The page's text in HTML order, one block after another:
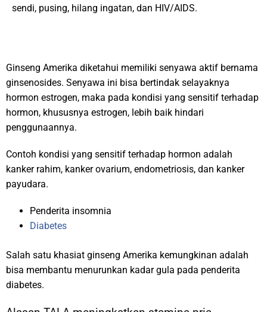
sendi, pusing, hilang ingatan, dan HIV/AIDS.
Ginseng Amerika diketahui memiliki senyawa aktif bernama
ginsenosides. Senyawa ini bisa bertindak selayaknya
hormon estrogen, maka pada kondisi yang sensitif terhadap
hormon, khususnya estrogen, lebih baik hindari
penggunaannya.
Contoh kondisi yang sensitif terhadap hormon adalah
kanker rahim, kanker ovarium, endometriosis, dan kanker
payudara.
Penderita insomnia
Diabetes
Salah satu khasiat ginseng Amerika kemungkinan adalah
bisa membantu menurunkan kadar gula pada penderita
diabetes.